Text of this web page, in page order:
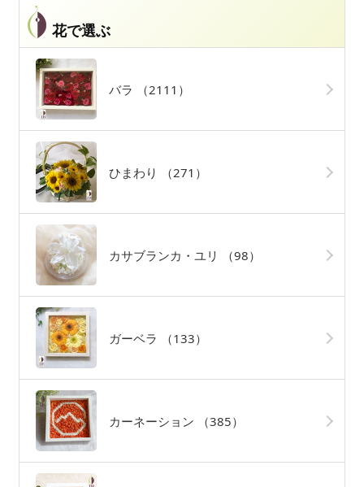
花で選ぶ
バラ （2111）
ひまわり （271）
カサブランカ・ユリ （98）
ガーベラ （133）
カーネーション （385）